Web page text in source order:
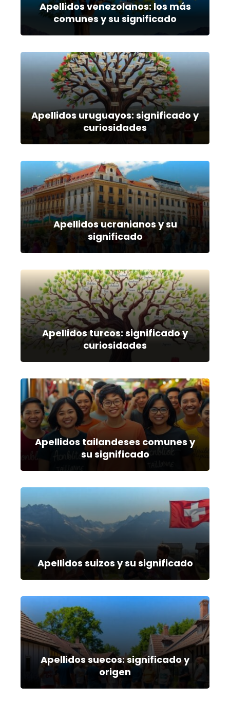
Apellidos venezolanos: los más
comunes y su significado
Apellidos uruguayos: significado y
curiosidades
Apellidos ucranianos y su
significado
Apellidos turcos: significado y
curiosidades
Apellidos tailandeses comunes y
su significado
Apellidos suizos y su significado
Apellidos suecos: significado y
origen